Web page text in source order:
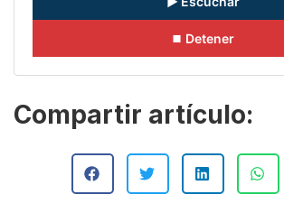
⏹ Detener
Compartir artículo: